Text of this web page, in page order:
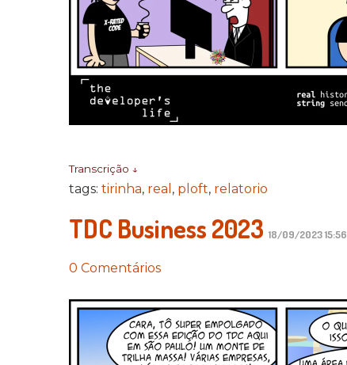
Transcrição ↓
tags: tirinha, real , ploft, relatorio
TDC Business 2023 18/09/2023 15:56
0 Comentários